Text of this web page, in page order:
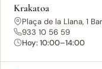
Krakatoa
Plaça de la Llana, 1
933 10 56 59
Hoy: 10:00–14:00